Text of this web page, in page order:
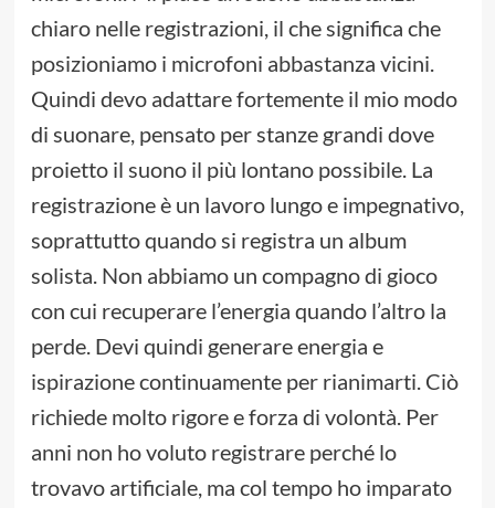
chiaro nelle registrazioni, il che significa che
posizioniamo i microfoni abbastanza vicini.
Quindi devo adattare fortemente il mio modo
di suonare, pensato per stanze grandi dove
proietto il suono il più lontano possibile. La
registrazione è un lavoro lungo e impegnativo,
soprattutto quando si registra un album
solista. Non abbiamo un compagno di gioco
con cui recuperare l’energia quando l’altro la
perde. Devi quindi generare energia e
ispirazione continuamente per rianimarti. Ciò
richiede molto rigore e forza di volontà. Per
anni non ho voluto registrare perché lo
trovavo artificiale, ma col tempo ho imparato